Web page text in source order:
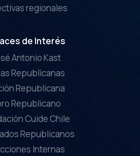
regionales
de Interés
Antonio Kast
Republicanas
Republicana
Republicano
Cuide Chile
Republicanos
Internas